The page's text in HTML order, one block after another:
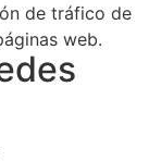
de tráfico de
web.